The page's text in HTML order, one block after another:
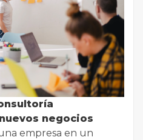
negocios
empresa en un